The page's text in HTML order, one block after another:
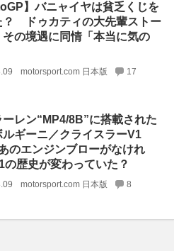
】バニャイヤは貧乏くじを
？ ドゥカティの大先輩ストー
その境遇に同情「本当に気の
motorsport.com 日本版 17
ーレン“MP4/8B”に搭載された
ルギーニ／クライスラーV1
エンジンブローがなけれ
の歴史が変わっていた？
motorsport.com 日本版 8